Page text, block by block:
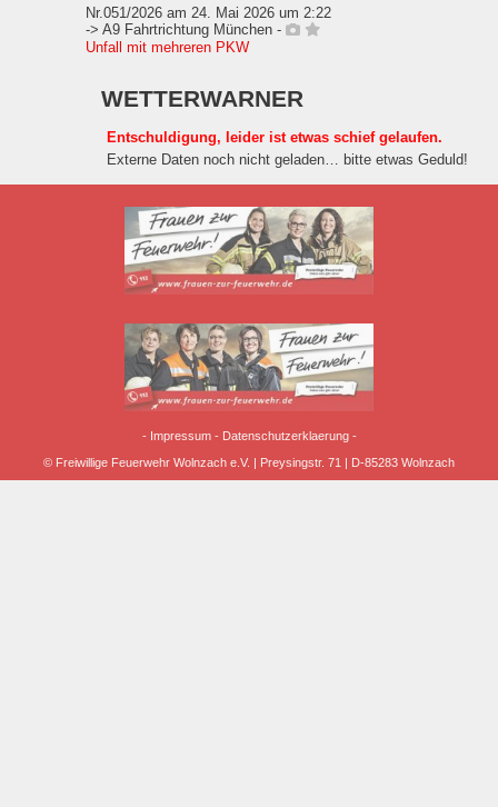
Nr.051/2026 am 24. Mai 2026 um 2:22
-> A9 Fahrtrichtung München -
Unfall mit mehreren PKW
WETTERWARNER
Entschuldigung, leider ist etwas schief gelaufen.
Externe Daten noch nicht geladen… bitte etwas Geduld!
- Impressum- Datenschutzerklaerung-
© Freiwillige Feuerwehr Wolnzach e.V. | Preysingstr. 71 | D-85283 Wolnzach